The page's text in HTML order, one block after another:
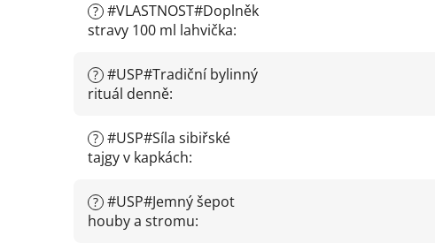
? #VLASTNOST#Doplněk
stravy 100 ml lahvička:
? #USP#Tradiční bylinný
rituál denně:
? #USP#Síla sibiřské
tajgy v kapkách:
? #USP#Jemný šepot
houby a stromu: